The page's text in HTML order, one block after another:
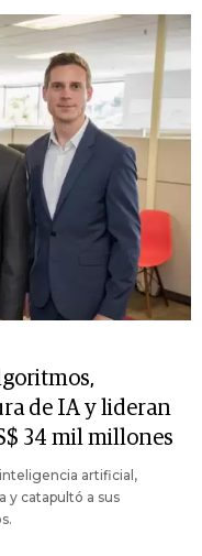
de IA y lideran
34 mil millones
artificial,
y catapultó a sus